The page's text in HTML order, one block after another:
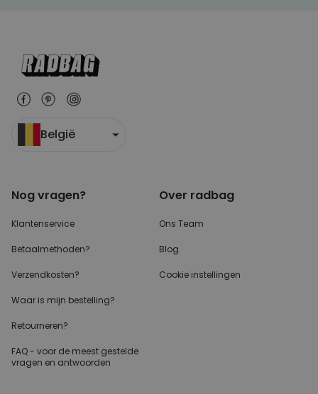
België
Nog vragen?
Klantenservice
Betaalmethoden?
Verzendkosten?
Waar is mijn bestelling?
Retourneren?
FAQ - voor de meest gestelde
vragen en antwoorden
Over radbag
Ons Team
Blog
Cookie instellingen